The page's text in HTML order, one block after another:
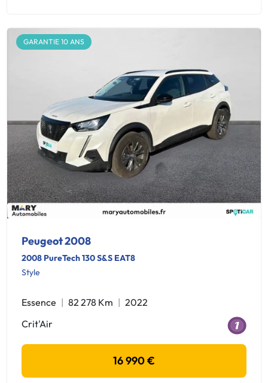
GARANTIE 10 ANS
Peugeot 2008
2008 PureTech 130 S&S EAT8
Style
Essence 82 278 Km
2022
Crit'Air
16 990 €